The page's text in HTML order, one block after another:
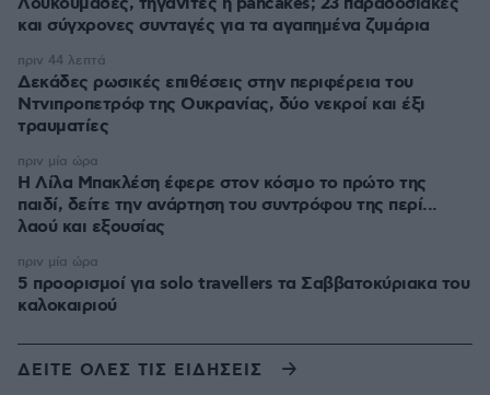
και σύγχρονες συνταγές για τα αγαπημένα ζυμάρια
Δεκάδες ρωσικές επιθέσεις στην περιφέρεια του
Ντνιπροπετρόφ της Ουκρανίας, δύο νεκροί και έξι
τραυματίες
πριν 44 λεπτά
Η Λίλα Μπακλέση έφερε στον κόσμο το πρώτο της
παιδί, δείτε την ανάρτηση του συντρόφου της περί...
λαού και εξουσίας
πριν μία ώρα
5 προορισμοί για solo travellers τα Σαββατοκύριακα του
καλοκαιριού
πριν μία ώρα
ΔΕΙΤΕ ΟΛΕΣ ΤΙΣ ΕΙΔΗΣΕΙΣ